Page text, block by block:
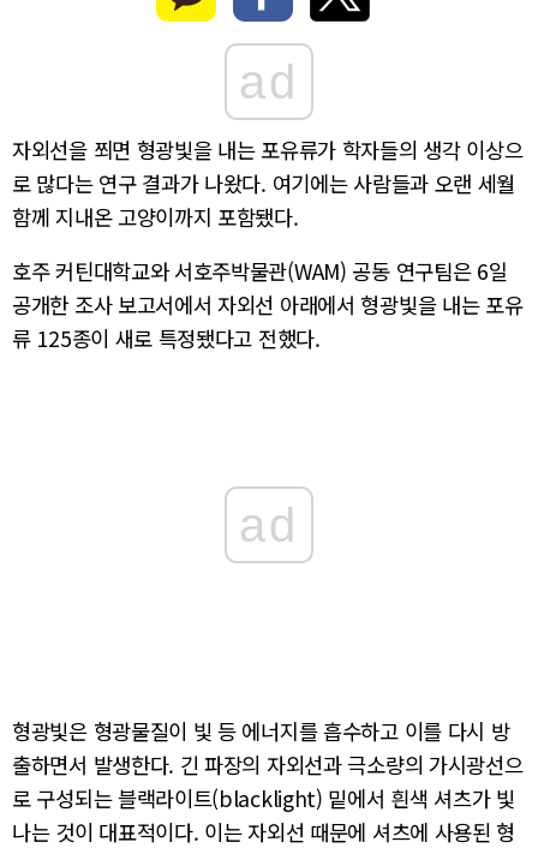
ad
자외선을 쬐면 형광빛을 내는 포유류가 학자들의 생각 이상으
로 많다는 연구 결과가 나왔다. 여기에는 사람들과 오랜 세월
함께 지내온 고양이까지 포함됐다.
호주 커틴대학교와 서호주박물관(WAM) 공동 연구팀은 6일
공개한 조사 보고서에서 자외선 아래에서 형광빛을 내는 포유
류 125종이 새로 특정됐다고 전했다.
ad
형광빛은 형광물질이 빛 등 에너지를 흡수하고 이를 다시 방
출하면서 발생한다. 긴 파장의 자외선과 극소량의 가시광선으
로 구성되는 블랙라이트(blacklight) 밑에서 흰색 셔츠가 빛
나는 것이 대표적이다. 이는 자외선 때문에 셔츠에 사용된 형